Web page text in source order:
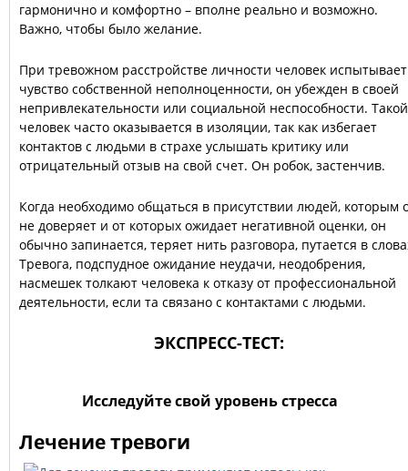
гармонично и комфортно – вполне реально и возможно.
Важно, чтобы было желание.
При тревожном расстройстве личности человек испытывает
чувство собственной неполноценности, он убежден в своей
непривлекательности или социальной неспособности. Такой
человек часто оказывается в изоляции, так как избегает
контактов с людьми в страхе услышать критику или
отрицательный отзыв на свой счет. Он робок, застенчив.
Когда необходимо общаться в присутствии людей, которым
не доверяет и от которых ожидает негативной оценки, он
обычно запинается, теряет нить разговора, путается в
Тревога, подспудное ожидание неудачи, неодобрения,
насмешек толкают человека к отказу от профессиональной
деятельности, если та связано с контактами с людьми.
ЭКСПРЕСС-ТЕСТ:
Исследуйте свой уровень стресса
Лечение тревоги